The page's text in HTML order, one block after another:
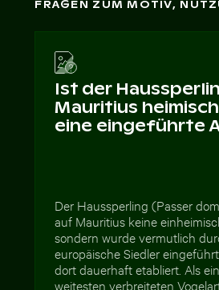
FRAGEN ZUM MOTIV,
Ist der
Mauritius
eine eingeführte
Der Haussperling (Passer
auf Mauritius keine
sondern wurde vermutlich
europäische Siedler
dort dauerhaft etabliert. Als
weitesten verbreiteten